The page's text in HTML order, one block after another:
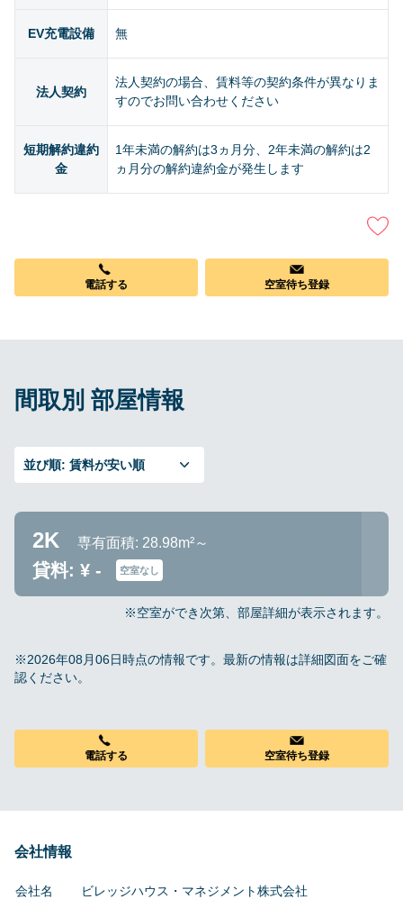
EV充電設備 無
法人契約
法人契約の場合、賃料等の契約条件が異なりま
すのでお問い合わせください
短期解約違約
金
1年未満の解約は3ヵ月分、2年未満の解約は2
ヵ月分の解約違約金が発生します
電話する 空室待ち登録
間取別 部屋情報
並び順: 賃料が安い順
2K 専有面積: 28.98m²～
貸料: ¥ - 空室なし
※空室ができ次第、部屋詳細が表示されます。
※2026年08月06日時点の情報です。最新の情報は詳細図面をご確
認ください。
電話する 空室待ち登録
会社情報
会社名 ビレッジハウス・マネジメント株式会社